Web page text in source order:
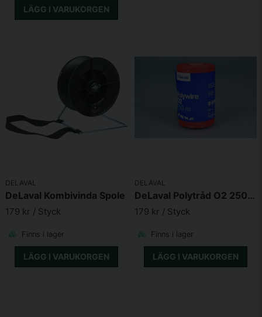
LÄGG I VARUKORGEN
DELAVAL
DeLaval Kombivinda Spole
179 kr / Styck
Finns i lager
LÄGG I VARUKORGEN
DELAVAL
DeLaval Polytråd O2 250 Orange (Orange)
179 kr / Styck
Finns i lager
LÄGG I VARUKORGEN